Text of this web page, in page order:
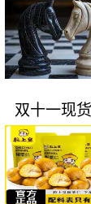
双十一现